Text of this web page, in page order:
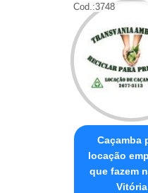
Cod.:3748
Caçamba
locação
que fazem
Vitória